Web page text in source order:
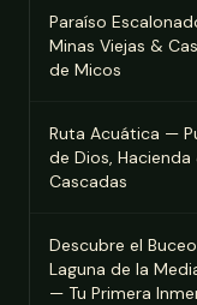
Paraíso
Minas Viejas &
de Micos
Ruta Acuática —
de Dios, Hacienda
Cascadas
Descubre el
Laguna de la
— Tu Primera